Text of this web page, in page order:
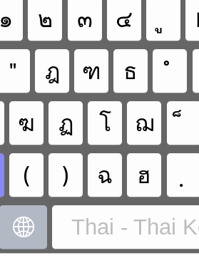
๑ ๒ ๓ ๔
" ฎ ฑ ธ
ฆ ฏ โ ฌ
( ) ฉ ฮ
 Thai - Thai